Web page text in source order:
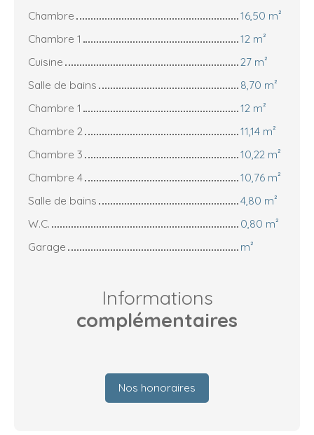
Chambre
16,50 m²
Chambre 1
12 m²
Cuisine
27 m²
Salle de bains
8,70 m²
Chambre 1
12 m²
Chambre 2
11,14 m²
Chambre 3
10,22 m²
Chambre 4
10,76 m²
Salle de bains
4,80 m²
W.C.
0,80 m²
Garage
m²
Informations
complémentaires
Nos honoraires